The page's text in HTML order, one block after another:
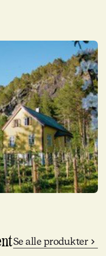
Se alle produkter